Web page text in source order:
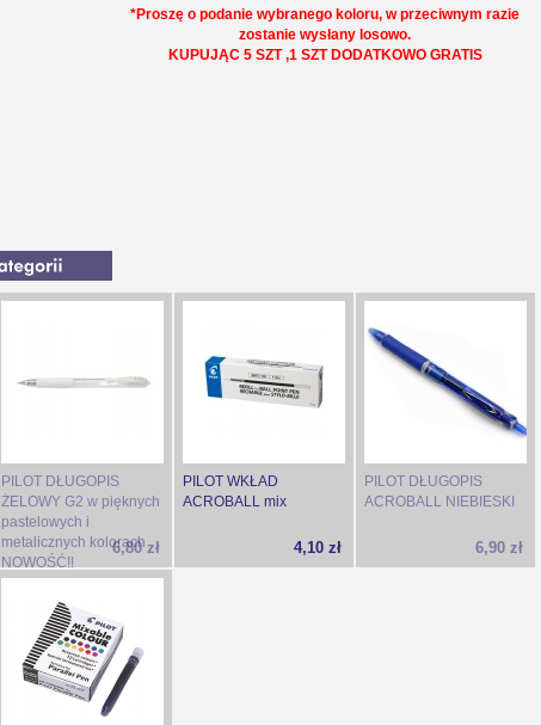
*Proszę o podanie wybranego koloru, w przeciwnym razie
zostanie wysłany losowo.
KUPUJĄC 5 SZT ,1 SZT DODATKOWO GRATIS
PILOT DŁUGOPIS
ŻELOWY G2 w pięknych
pastelowych i
metalicznych kolorach
NOWOŚĆ!!
6,80 zł
PILOT WKŁAD
ACROBALL mix
4,10 zł
PILOT DŁUGOPIS
ACROBALL NIEBIESKI
6,90 zł